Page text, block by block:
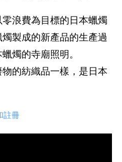
浪費為目標的日本蠟燭
製成的新產品的生產過
燭的寺廟照明。
的紡織品一樣，是日本
註冊